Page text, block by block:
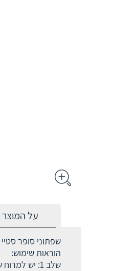
על המוצר
שפתוני סופר סטיי 24h- שפתון בעל שני צדדים, מושלם במריחה חלקה ואחידה וצד נוסף ללחות ולגימור קלאסי.
הוראות שימוש:
שלב 1: יש למרוח שכבה אחידה של צבע ולהמתין לייבוש מוחלט שלב 2: יש למרוח שכבה של לחות מעל הצבע